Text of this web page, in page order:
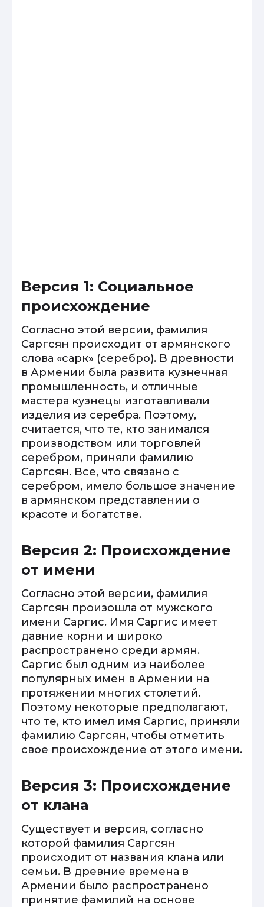
Версия 1: Социальное
происхождение
Согласно этой версии, фамилия
Саргсян происходит от армянского
слова «сарк» (серебро). В древности
в Армении была развита кузнечная
промышленность, и отличные
мастера кузнецы изготавливали
изделия из серебра. Поэтому,
считается, что те, кто занимался
производством или торговлей
серебром, приняли фамилию
Саргсян. Все, что связано с
серебром, имело большое значение
в армянском представлении о
красоте и богатстве.
Версия 2: Происхождение
от имени
Согласно этой версии, фамилия
Саргсян произошла от мужского
имени Саргис. Имя Саргис имеет
давние корни и широко
распространено среди армян.
Саргис был одним из наиболее
популярных имен в Армении на
протяжении многих столетий.
Поэтому некоторые предполагают,
что те, кто имел имя Саргис, приняли
фамилию Саргсян, чтобы отметить
свое происхождение от этого имени.
Версия 3: Происхождение
от клана
Существует и версия, согласно
которой фамилия Саргсян
происходит от названия клана или
семьи. В древние времена в
Армении было распространено
принятие фамилий на основе